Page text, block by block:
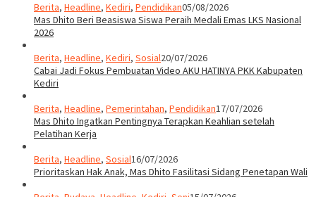
Berita, Headline, Kediri, Pendidikan05/08/2026
Mas Dhito Beri Beasiswa Siswa Peraih Medali Emas LKS Nasional
2026
Berita, Headline, Kediri, Sosial20/07/2026
Cabai Jadi Fokus Pembuatan Video AKU HATINYA PKK Kabupaten
Kediri
Berita, Headline, Pemerintahan, Pendidikan17/07/2026
Mas Dhito Ingatkan Pentingnya Terapkan Keahlian setelah
Pelatihan Kerja
Berita, Headline, Sosial16/07/2026
Prioritaskan Hak Anak, Mas Dhito Fasilitasi Sidang Penetapan Wali